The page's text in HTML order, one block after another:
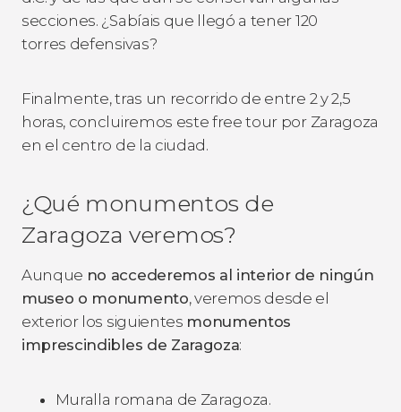
secciones. ¿Sabíais que llegó a tener 120
torres defensivas?
Finalmente, tras un recorrido de entre 2 y 2,5
horas, concluiremos este free tour por Zaragoza
en el centro de la ciudad.
¿Qué monumentos de
Zaragoza veremos?
Aunque no accederemos al interior de ningún
museo o monumento, veremos desde el
exterior los siguientes monumentos
imprescindibles de Zaragoza:
Muralla romana de Zaragoza.